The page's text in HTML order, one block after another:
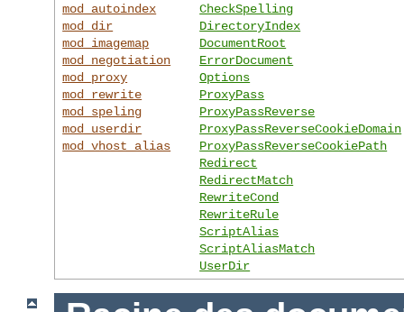
mod_autoindex
mod_dir
mod_imagemap
mod_negotiation
mod_proxy
mod_rewrite
mod_speling
mod_userdir
mod_vhost_alias
CheckSpelling
DirectoryIndex
DocumentRoot
ErrorDocument
Options
ProxyPass
ProxyPassReverse
ProxyPassReverseCookieDomain
ProxyPassReverseCookiePath
Redirect
RedirectMatch
RewriteCond
RewriteRule
ScriptAlias
ScriptAliasMatch
UserDir